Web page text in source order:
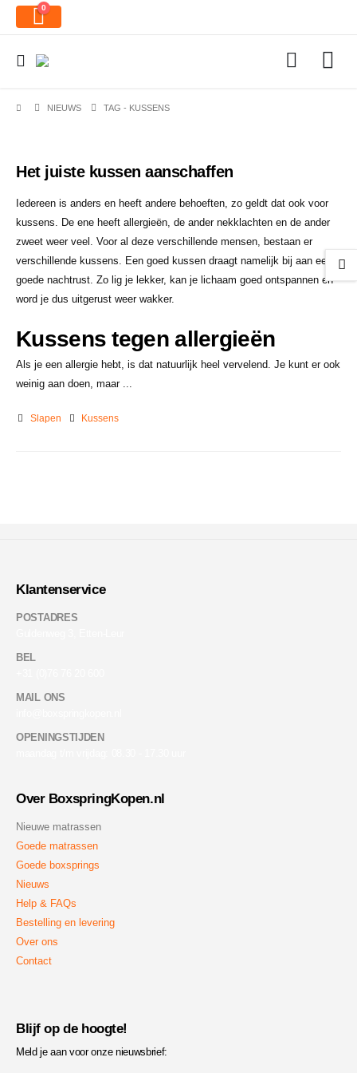
0
NIEUWS TAG - KUSSENS
Het juiste kussen aanschaffen
Iedereen is anders en heeft andere behoeften, zo geldt dat ook voor
kussens. De ene heeft allergieën, de ander nekklachten en de ander
zweet weer veel. Voor al deze verschillende mensen, bestaan er
verschillende kussens. Een goed kussen draagt namelijk bij aan een
goede nachtrust. Zo lig je lekker, kan je lichaam goed ontspannen en
word je dus uitgerust weer wakker.
Kussens tegen allergieën
Als je een allergie hebt, is dat natuurlijk heel vervelend. Je kunt er ook
weinig aan doen, maar ...
Slapen Kussens
Klantenservice
POSTADRES
BEL
MAIL ONS
OPENINGSTIJDEN
Over BoxspringKopen.nl
Nieuwe matrassen
Goede matrassen
Goede boxsprings
Nieuws
Help & FAQs
Bestelling en levering
Over ons
Contact
Blijf op de hoogte!
Meld je aan voor onze nieuwsbrief: